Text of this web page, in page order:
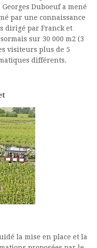
Duboeuf a mené
par une connaissance
dirigé par Franck et
sur 30 000 m2 (3
visiteurs plus de 5
différents.
la mise en place et la